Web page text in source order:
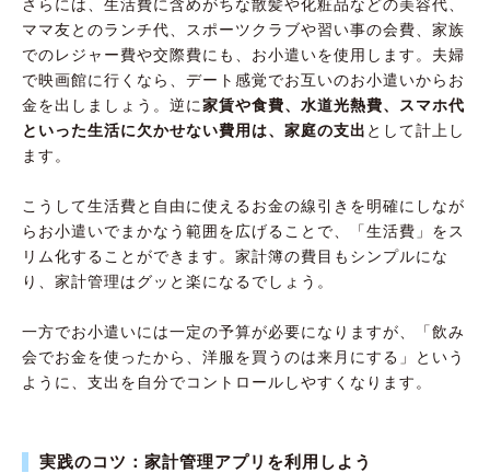
さらには、生活費に含めがちな散髪や化粧品などの美容代、
ママ友とのランチ代、スポーツクラブや習い事の会費、家族
でのレジャー費や交際費にも、お小遣いを使用します。夫婦
で映画館に行くなら、デート感覚でお互いのお小遣いからお
金を出しましょう。逆に家賃や食費、水道光熱費、スマホ代
といった生活に欠かせない費用は、家庭の支出 として計上し
ます。
こうして生活費と自由に使えるお金の線引きを明確にしなが
らお小遣いでまかなう範囲を広げることで、「生活費」をス
リム化することができます。家計簿の費目もシンプルにな
り、家計管理はグッと楽になるでしょう。
一方でお小遣いには一定の予算が必要になりますが、「飲み
会でお金を使ったから、洋服を買うのは来月にする」という
ように、支出を自分でコントロールしやすくなります。
実践のコツ：家計管理アプリを利用しよう